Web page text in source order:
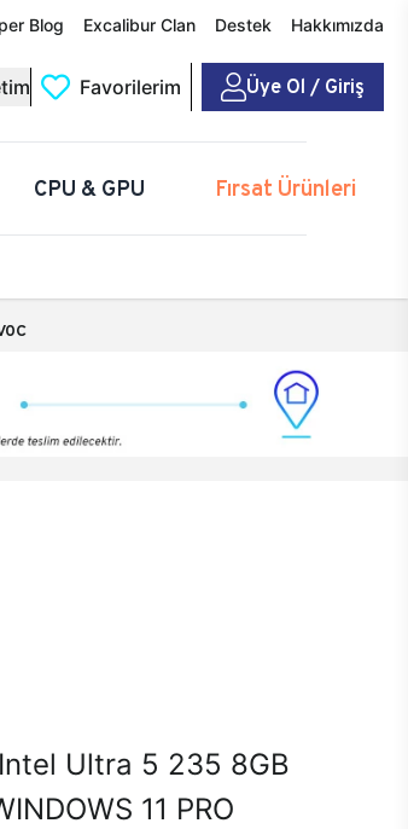
Blog Excalibur Clan Destek Hakkımızda
Favorilerim Üye Ol / Giriş
CPU & GPU Fırsat Ürünleri
Intel Ultra 5 235 8GB
11 PRO